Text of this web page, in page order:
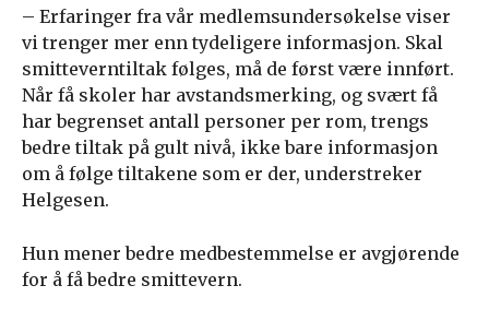
– Erfaringer fra vår medlemsundersøkelse viser
vi trenger mer enn tydeligere informasjon. Skal
smitteverntiltak følges, må de først være innført.
Når få skoler har avstandsmerking, og svært få
har begrenset antall personer per rom, trengs
bedre tiltak på gult nivå, ikke bare informasjon
om å følge tiltakene som er der, understreker
Helgesen.
Hun mener bedre medbestemmelse er avgjørende
for å få bedre smittevern.